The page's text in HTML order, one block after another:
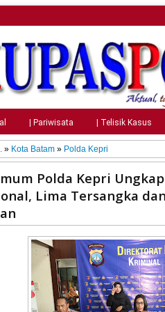
| Pariwisata | Telisik Kasus
» Kota Batam » Polda Kepri
Polda Kepri
Lima Tersangka